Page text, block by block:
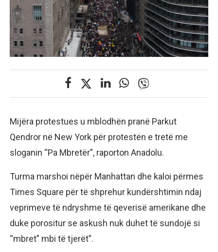
Mijëra protestues u mblodhën pranë Parkut
Qendror në New York për protestën e tretë me
sloganin “Pa Mbretër”, raporton Anadolu.
Turma marshoi nëpër Manhattan dhe kaloi përmes
Times Square për të shprehur kundërshtimin ndaj
veprimeve të ndryshme të qeverisë amerikane dhe
duke porositur se askush nuk duhet të sundojë si
“mbret” mbi të tjerët”.